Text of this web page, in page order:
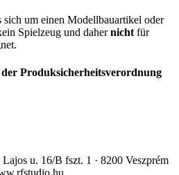
um einen Modellbauartikel oder
Spielzeug und dahernicht für
Produksicherheitsverordnung
u. 16/B fszt. 1 · 8200 Veszprém